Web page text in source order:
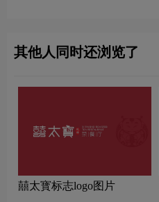
其他人同时还浏览了
囍太寳标志logo图片